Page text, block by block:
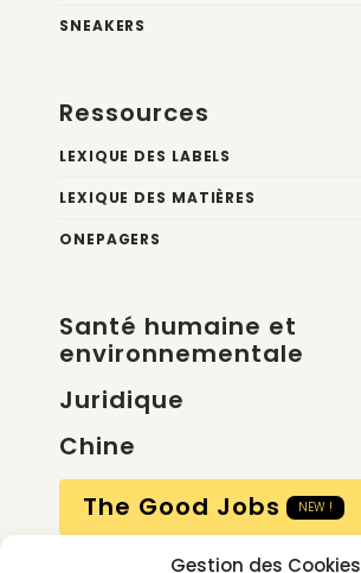
Gestion des Cookies
SNEAKERS
Ressources
LEXIQUE DES LABELS
LEXIQUE DES MATIÈRES
ONEPAGERS
Santé humaine et
environnementale
Juridique
Chine
The Good Jobs
NEW !